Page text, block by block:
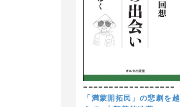
==================
「満蒙開拓民」の悲劇を越